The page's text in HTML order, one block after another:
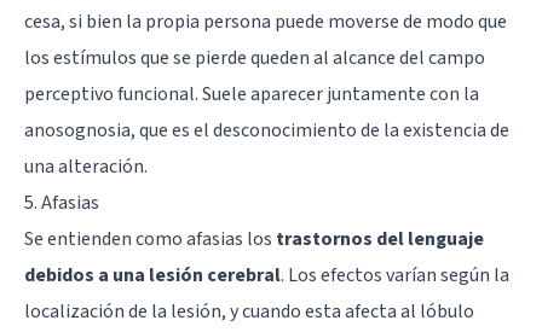
cesa, si bien la propia persona puede moverse de modo que
los estímulos que se pierde queden al alcance del campo
perceptivo funcional. Suele aparecer juntamente con la
anosognosia, que es el desconocimiento de la existencia de
una alteración.
5. Afasias
Se entienden comoafasias los trastornos del lenguaje
debidos a una lesión cerebral. Los efectos varían según la
localización de la lesión, y cuando esta afecta al lóbulo